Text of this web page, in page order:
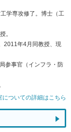
学専攻修了。博士（工
。
2011年4月同教授、現
参事官（インフラ・防
ついての詳細はこちら